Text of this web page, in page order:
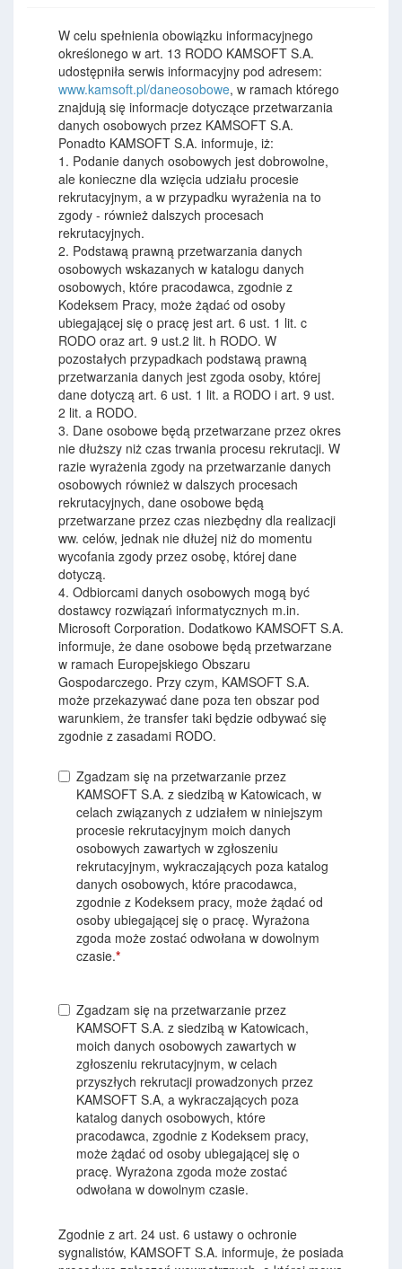
W celu spełnienia obowiązku informacyjnego
określonego w art. 13 RODO KAMSOFT S.A.
udostępniła serwis informacyjny pod adresem:
www.kamsoft.pl/daneosobowe, w ramach którego
znajdują się informacje dotyczące przetwarzania
danych osobowych przez KAMSOFT S.A.
Ponadto KAMSOFT S.A. informuje, iż:
1. Podanie danych osobowych jest dobrowolne,
ale konieczne dla wzięcia udziału procesie
rekrutacyjnym, a w przypadku wyrażenia na to
zgody - również dalszych procesach
rekrutacyjnych.
2. Podstawą prawną przetwarzania danych
osobowych wskazanych w katalogu danych
osobowych, które pracodawca, zgodnie z
Kodeksem Pracy, może żądać od osoby
ubiegającej się o pracę jest art. 6 ust. 1 lit. c
RODO oraz art. 9 ust.2 lit. h RODO. W
pozostałych przypadkach podstawą prawną
przetwarzania danych jest zgoda osoby, której
dane dotyczą art. 6 ust. 1 lit. a RODO i art. 9 ust.
2 lit. a RODO.
3. Dane osobowe będą przetwarzane przez okres
nie dłuższy niż czas trwania procesu rekrutacji. W
razie wyrażenia zgody na przetwarzanie danych
osobowych również w dalszych procesach
rekrutacyjnych, dane osobowe będą
przetwarzane przez czas niezbędny dla realizacji
ww. celów, jednak nie dłużej niż do momentu
wycofania zgody przez osobę, której dane
dotyczą.
4. Odbiorcami danych osobowych mogą być
dostawcy rozwiązań informatycznych m.in.
Microsoft Corporation. Dodatkowo KAMSOFT S.A.
informuje, że dane osobowe będą przetwarzane
w ramach Europejskiego Obszaru
Gospodarczego. Przy czym, KAMSOFT S.A.
może przekazywać dane poza ten obszar pod
warunkiem, że transfer taki będzie odbywać się
zgodnie z zasadami RODO.
Zgadzam się na przetwarzanie przez
KAMSOFT S.A. z siedzibą w Katowicach, w
celach związanych z udziałem w niniejszym
procesie rekrutacyjnym moich danych
osobowych zawartych w zgłoszeniu
rekrutacyjnym, wykraczających poza katalog
danych osobowych, które pracodawca,
zgodnie z Kodeksem pracy, może żądać od
osoby ubiegającej się o pracę. Wyrażona
zgoda może zostać odwołana w dowolnym
czasie.*
Zgadzam się na przetwarzanie przez
KAMSOFT S.A. z siedzibą w Katowicach,
moich danych osobowych zawartych w
zgłoszeniu rekrutacyjnym, w celach
przyszłych rekrutacji prowadzonych przez
KAMSOFT S.A, a wykraczających poza
katalog danych osobowych, które
pracodawca, zgodnie z Kodeksem pracy,
może żądać od osoby ubiegającej się o
pracę. Wyrażona zgoda może zostać
odwołana w dowolnym czasie.
Zgodnie z art. 24 ust. 6 ustawy o ochronie
sygnalistów, KAMSOFT S.A. informuje, że posiada